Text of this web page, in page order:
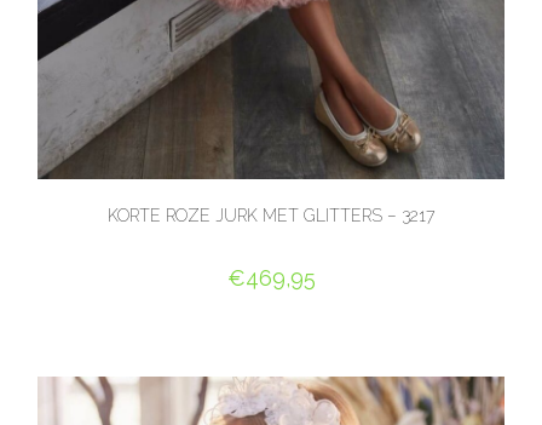
KORTE ROZE JURK MET GLITTERS – 3217
€469,95